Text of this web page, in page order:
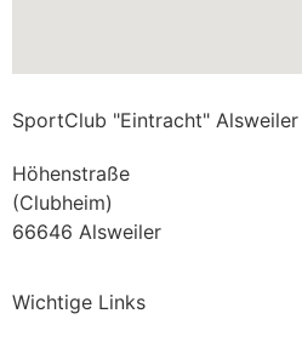
SportClub "Eintracht" Alsweiler
Höhenstraße
(Clubheim)
66646 Alsweiler
Wichtige Links